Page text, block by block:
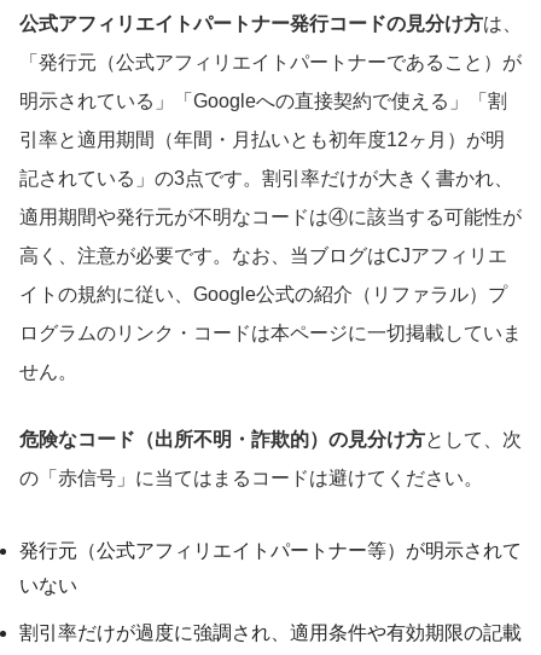
公式アフィリエイトパートナー発行コードの見分け方は、
「発行元（公式アフィリエイトパートナーであること）が
明示されている」「Googleへの直接契約で使える」「割
引率と適用期間（年間・月払いとも初年度12ヶ月）が明
記されている」の3点です。割引率だけが大きく書かれ、
適用期間や発行元が不明なコードは④に該当する可能性が
高く、注意が必要です。なお、当ブログはCJアフィリエ
イトの規約に従い、Google公式の紹介（リファラル）プ
ログラムのリンク・コードは本ページに一切掲載していま
せん。
危険なコード（出所不明・詐欺的）の見分け方として、次
の「赤信号」に当てはまるコードは避けてください。
発行元（公式アフィリエイトパートナー等）が明示されて
いない
割引率だけが過度に強調され、適用条件や有効期限の記載